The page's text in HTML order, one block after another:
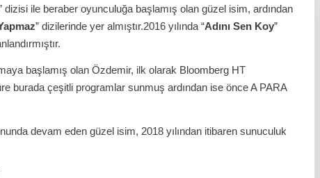
dizisi ile beraber oyunculuğa başlamış olan güzel isim, ardından
” dizilerinde yer almıştır.2016 yılında “Adını Sen Koy”
başlamış olan Özdemir, ilk olarak Bloomberg HT
burada çeşitli programlar sunmuş ardından ise önce A PARA
devam eden güzel isim, 2018 yılından itibaren sunuculuk